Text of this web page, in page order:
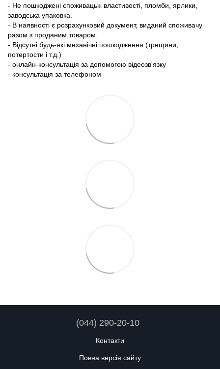
- Не пошкоджені споживацькі властивості, пломби, ярлики,
заводська упаковка.
- В наявності є розрахунковий документ, виданий споживачу
разом з проданим товаром.
- Відсутні будь-які механічні пошкодження (трещини,
потертости і т.д.)
- онлайн-консультація за допомогою відеозв'язку
- консультація за телефоном
(044) 290-20-10
Контакти
Повна версія сайту